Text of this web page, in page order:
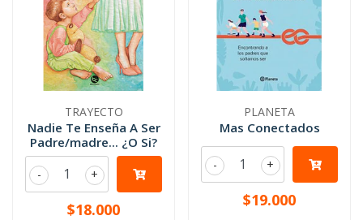
TRAYECTO
Nadie Te Enseña A Ser
Padre/madre... ¿O Si?
+
-
$18.000
PLANETA
Mas Conectados
+
-
$19.000